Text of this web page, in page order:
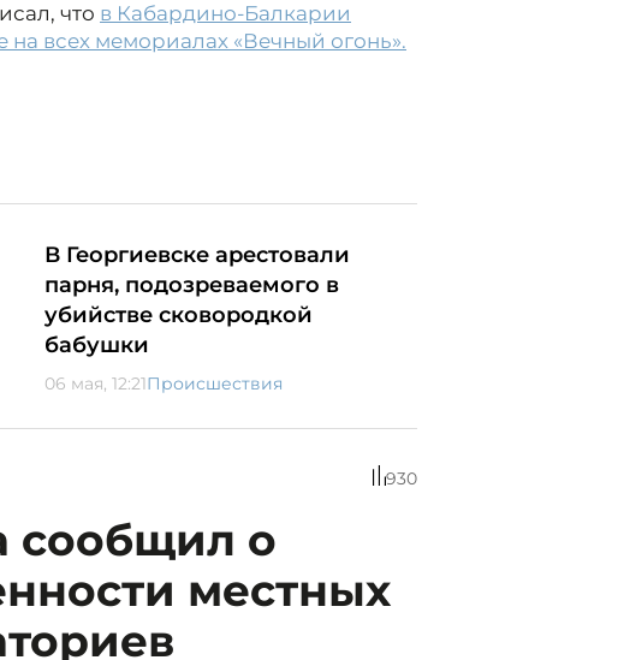
что в Кабардино-Балкарии
всех мемориалах «Вечный огонь».
В Георгиевске арестовали
парня, подозреваемого в
убийстве сковородкой
бабушки
06 мая, 12:21Происшествия
930
сообщил о
местных